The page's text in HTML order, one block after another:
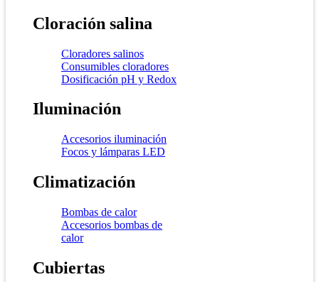
Cloración salina
Cloradores salinos
Consumibles cloradores
Dosificación pH y Redox
Iluminación
Accesorios iluminación
Focos y lámparas LED
Climatización
Bombas de calor
Accesorios bombas de
calor
Cubiertas